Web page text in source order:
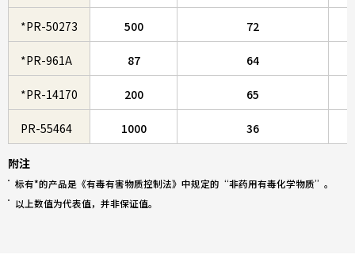
*PR-50273 500 72
*PR-961A 87 64
*PR-14170 200 65
PR-55464 1000 36
附注
标有*的产品是《有毒有害物质控制法》中规定的“非药用有毒化学物质”。
以上数值为代表值，并非保证值。